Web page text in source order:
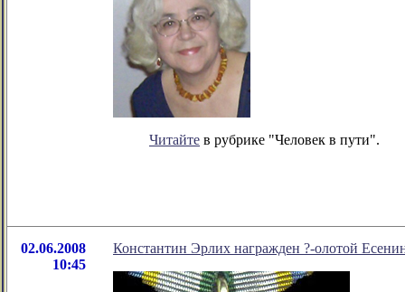
Читайте в рубрике "Человек в пути".
02.06.2008
10:45
Константин Эрлих награжден ?-олотой